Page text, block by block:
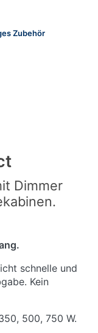
Zubehör
Dimmer
schnelle und
Kein
500, 750 W.